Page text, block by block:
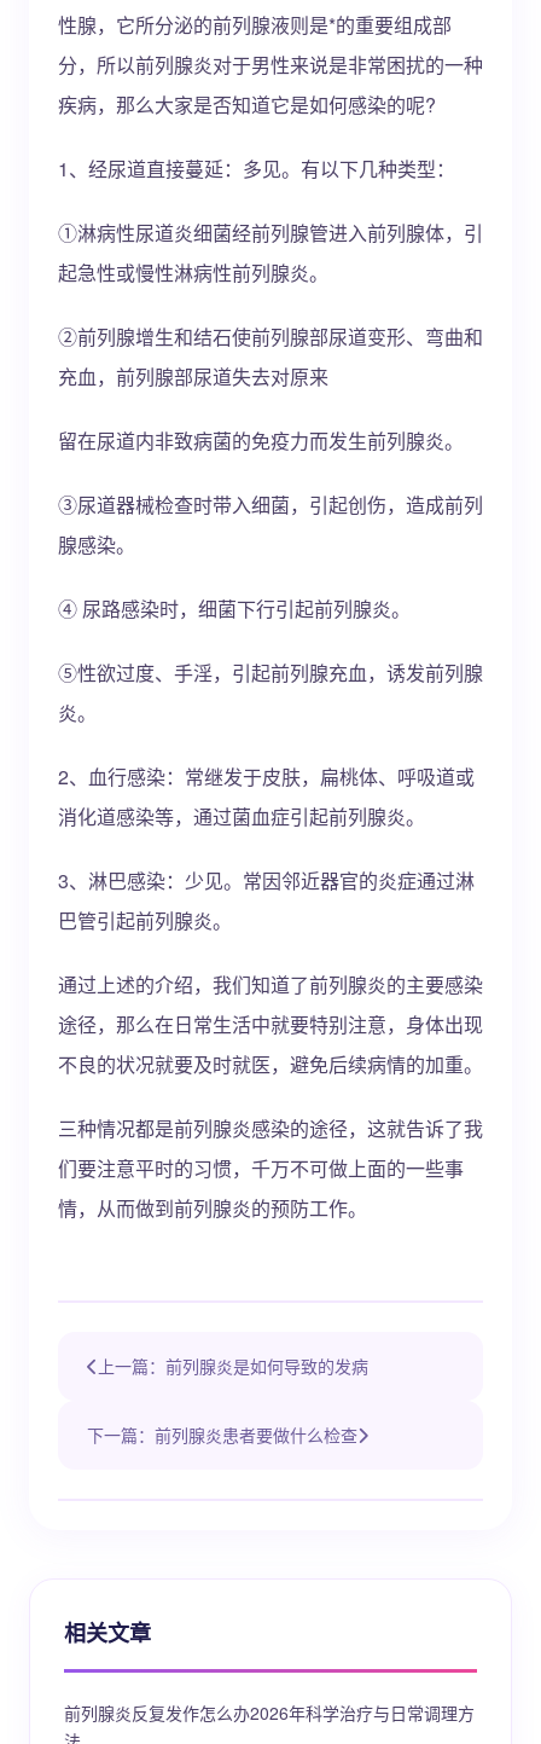
性腺，它所分泌的前列腺液则是*的重要组成部
分，所以前列腺炎对于男性来说是非常困扰的一种
疾病，那么大家是否知道它是如何感染的呢?
1、经尿道直接蔓延：多见。有以下几种类型：
①淋病性尿道炎细菌经前列腺管进入前列腺体，引
起急性或慢性淋病性前列腺炎。
②前列腺增生和结石使前列腺部尿道变形、弯曲和
充血，前列腺部尿道失去对原来
留在尿道内非致病菌的免疫力而发生前列腺炎。
③尿道器械检查时带入细菌，引起创伤，造成前列
腺感染。
④ 尿路感染时，细菌下行引起前列腺炎。
⑤性欲过度、手淫，引起前列腺充血，诱发前列腺
炎。
2、血行感染：常继发于皮肤，扁桃体、呼吸道或
消化道感染等，通过菌血症引起前列腺炎。
3、淋巴感染：少见。常因邻近器官的炎症通过淋
巴管引起前列腺炎。
通过上述的介绍，我们知道了前列腺炎的主要感染
途径，那么在日常生活中就要特别注意，身体出现
不良的状况就要及时就医，避免后续病情的加重。
三种情况都是前列腺炎感染的途径，这就告诉了我
们要注意平时的习惯，千万不可做上面的一些事
情，从而做到前列腺炎的预防工作。
上一篇：前列腺炎是如何导致的发病
下一篇：前列腺炎患者要做什么检查
相关文章
前列腺炎反复发作怎么办2026年科学治疗与日常调理方